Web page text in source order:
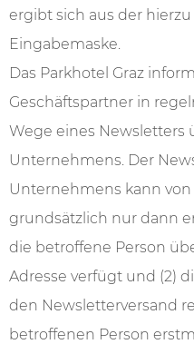
ergibt sich aus der
Eingabemaske.
Das Parkhotel Graz
Geschäftspartner in
Wege eines Newsletters
Unternehmens. Der
Unternehmens kann
grundsätzlich nur dann
die betroffene Person
Adresse verfügt und (2)
den Newsletterversand
betroffenen Person